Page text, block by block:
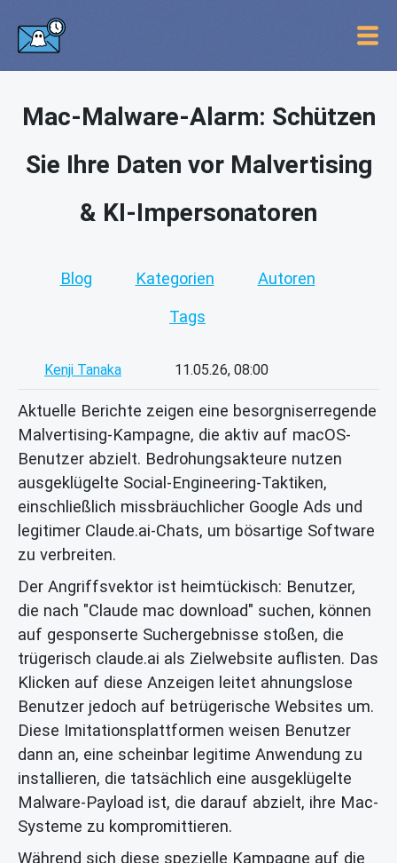
Mac-Malware-Alarm: Schützen
Sie Ihre Daten vor Malvertising
& KI-Impersonatoren
Blog Kategorien Autoren
Tags
Kenji Tanaka 11.05.26, 08:00
Aktuelle Berichte zeigen eine besorgniserregende
Malvertising-Kampagne, die aktiv auf macOS-
Benutzer abzielt. Bedrohungsakteure nutzen
ausgeklügelte Social-Engineering-Taktiken,
einschließlich missbräuchlicher Google Ads und
legitimer Claude.ai-Chats, um bösartige Software
zu verbreiten.
Der Angriffsvektor ist heimtückisch: Benutzer,
die nach "Claude mac download" suchen, können
auf gesponserte Suchergebnisse stoßen, die
trügerisch claude.ai als Zielwebsite auflisten. Das
Klicken auf diese Anzeigen leitet ahnungslose
Benutzer jedoch auf betrügerische Websites um.
Diese Imitationsplattformen weisen Benutzer
dann an, eine scheinbar legitime Anwendung zu
installieren, die tatsächlich eine ausgeklügelte
Malware-Payload ist, die darauf abzielt, ihre Mac-
Systeme zu kompromittieren.
Während sich diese spezielle Kampagne auf die